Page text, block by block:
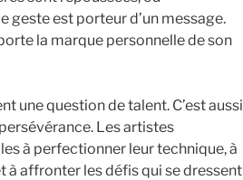
geste est porteur d’un message.
la marque personnelle de son
une question de talent. C’est aussi
Les artistes
à perfectionner leur technique, à
à affronter les défis qui se dressent